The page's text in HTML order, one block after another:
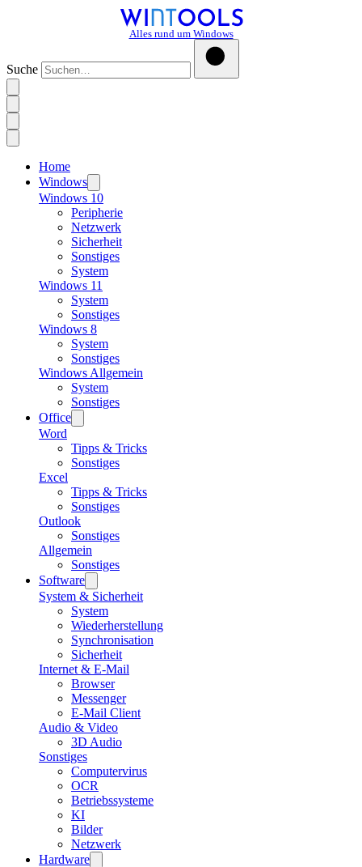
Alles rund um Windows
Suche
Home
Windows
Windows 10
Peripherie
Netzwerk
Sicherheit
Sonstiges
System
Windows 11
System
Sonstiges
Windows 8
System
Sonstiges
Windows Allgemein
System
Sonstiges
Office
Word
Tipps & Tricks
Sonstiges
Excel
Tipps & Tricks
Sonstiges
Outlook
Sonstiges
Allgemein
Sonstiges
Software
System & Sicherheit
System
Wiederherstellung
Synchronisation
Sicherheit
Internet & E-Mail
Browser
Messenger
E-Mail Client
Audio & Video
3D Audio
Sonstiges
Computervirus
OCR
Betriebssysteme
KI
Bilder
Netzwerk
Hardware